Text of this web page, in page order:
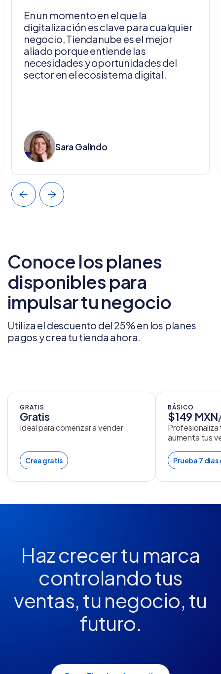
En un momento en el que la
digitalización es clave para cualquier
negocio, Tiendanube es el mejor
aliado porque entiende las
necesidades y oportunidades del
sector en el ecosistema digital.
Sara Galindo
Conoce los planes
disponibles para
impulsar tu negocio
Utiliza el descuento del 25% en los planes
pagos y crea tu tienda ahora.
GRATIS
Gratis
Ideal para comenzar a vender
Crea gratis
BÁSICO
$149 MXN
aumenta tus
Prueba 7
Haz crecer tu marca
controlando tus
ventas, tu negocio, tu
futuro.